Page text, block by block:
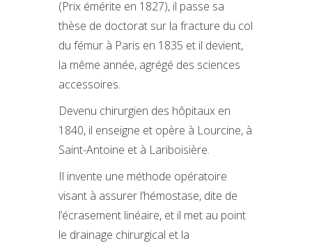
(Prix émérite en 1827), il passe sa
thèse de doctorat sur la fracture du col
du fémur à Paris en 1835 et il devient,
la même année, agrégé des sciences
accessoires.
Devenu chirurgien des hôpitaux en
1840, il enseigne et opère à Lourcine, à
Saint-Antoine et à Lariboisière.
Il invente une méthode opératoire
visant à assurer l’hémostase, dite de
l’écrasement linéaire, et il met au point
le drainage chirurgical et la